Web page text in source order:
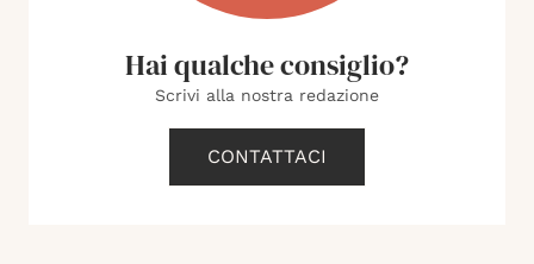
Hai qualche consiglio?
Scrivi alla nostra redazione
CONTATTACI